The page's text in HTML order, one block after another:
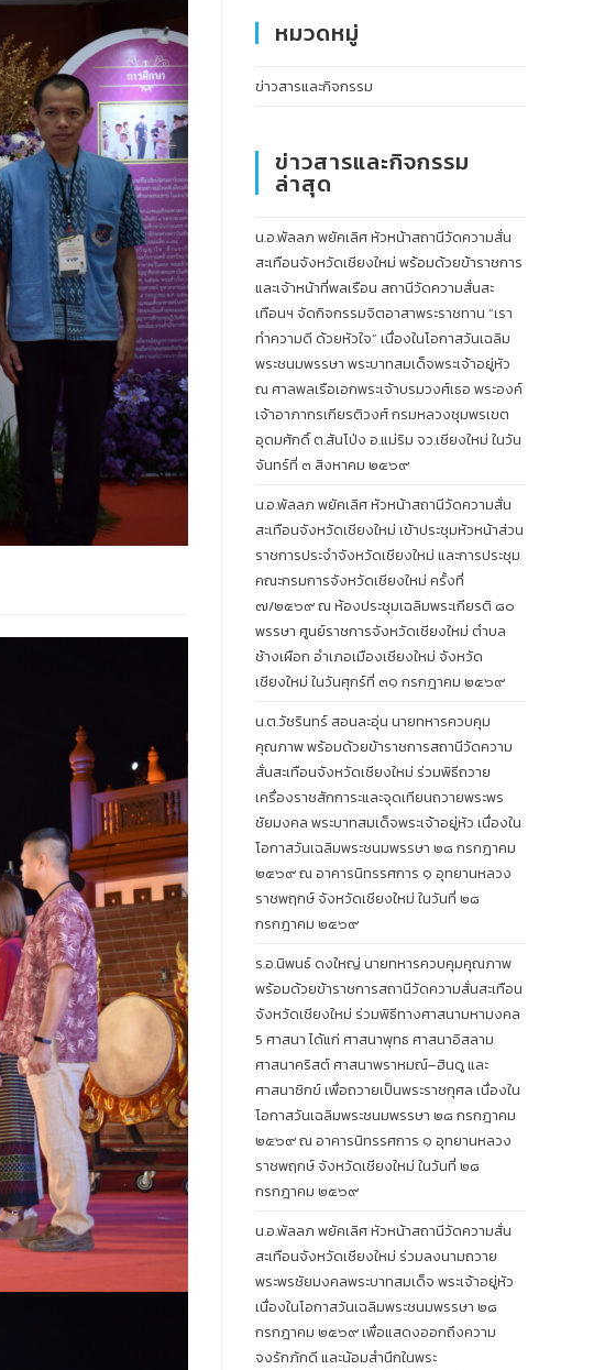
หมวดหมู่
ข่าวสารและกิจกรรม
ข่าวสารและกิจกรรม
ล่าสุด
น.อ.พัลลภ พยัคเลิศ หัวหน้าสถานีวัดความสั่น
สะเทือนจังหวัดเชียงใหม่ พร้อมด้วยข้าราชการ
และเจ้าหน้าที่พลเรือน สถานีวัดความสั่นสะ
เทือนฯ จัดกิจกรรมจิตอาสาพระราชทาน “เรา
ทำความดี ด้วยหัวใจ” เนื่องในโอกาสวันเฉลิม
พระชนมพรรษา พระบาทสมเด็จพระเจ้าอยู่หัว
ณ ศาลพลเรือเอกพระเจ้าบรมวงศ์เธอ พระองค์
เจ้าอาภากรเกียรติวงศ์ กรมหลวงชุมพรเขต
อุดมศักดิ์ ต.สันโป่ง อ.แม่ริม จว.เชียงใหม่ ในวัน
จันทร์ที่ ๓ สิงหาคม ๒๕๖๙
น.อ.พัลลภ พยัคเลิศ หัวหน้าสถานีวัดความสั่น
สะเทือนจังหวัดเชียงใหม่ เข้าประชุมหัวหน้าส่วน
ราชการประจำจังหวัดเชียงใหม่ และการประชุม
คณะกรมการจังหวัดเชียงใหม่ ครั้งที่
๗/๒๕๖๙ ณ ห้องประชุมเฉลิมพระเกียรติ ๘๐
พรรษา ศูนย์ราชการจังหวัดเชียงใหม่ ตำบล
ช้างเผือก อำเภอเมืองเชียงใหม่ จังหวัด
เชียงใหม่ ในวันศุกร์ที่ ๓๑ กรกฎาคม ๒๕๖๙
น.ต.วัชรินทร์ สอนละอุ่น นายทหารควบคุม
คุณภาพ พร้อมด้วยข้าราชการสถานีวัดความ
สั่นสะเทือนจังหวัดเชียงใหม่ ร่วมพิธีถวาย
เครื่องราชสักการะและจุดเทียนถวายพระพร
ชัยมงคล พระบาทสมเด็จพระเจ้าอยู่หัว เนื่องใน
โอกาสวันเฉลิมพระชนมพรรษา ๒๘ กรกฎาคม
๒๕๖๙ ณ อาคารนิทรรศการ ๑ อุทยานหลวง
ราชพฤกษ์ จังหวัดเชียงใหม่ ในวันที่ ๒๘
กรกฎาคม ๒๕๖๙
ร.อ.นิพนธ์ ดงใหญ่ นายทหารควบคุมคุณภาพ
พร้อมด้วยข้าราชการสถานีวัดความสั่นสะเทือน
จังหวัดเชียงใหม่ ร่วมพิธีทางศาสนามหามงคล
5 ศาสนา ได้แก่ ศาสนาพุทธ ศาสนาอิสลาม
ศาสนาคริสต์ ศาสนาพราหมณ์–ฮินดู และ
ศาสนาซิกข์ เพื่อถวายเป็นพระราชกุศล เนื่องใน
โอกาสวันเฉลิมพระชนมพรรษา ๒๘ กรกฎาคม
๒๕๖๙ ณ อาคารนิทรรศการ ๑ อุทยานหลวง
ราชพฤกษ์ จังหวัดเชียงใหม่ ในวันที่ ๒๘
กรกฎาคม ๒๕๖๙
น.อ.พัลลภ พยัคเลิศ หัวหน้าสถานีวัดความสั่น
สะเทือนจังหวัดเชียงใหม่ ร่วมลงนามถวาย
พระพรชัยมงคลพระบาทสมเด็จ พระเจ้าอยู่หัว
เนื่องในโอกาสวันเฉลิมพระชนมพรรษา ๒๘
กรกฎาคม ๒๕๖๙ เพื่อแสดงออกถึงความ
จงรักภักดี และน้อมสำนึกในพระ